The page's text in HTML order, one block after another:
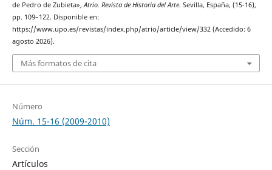
de Pedro de Zubieta»,Atrio. Revista de Historia del Arte. Sevilla, España, (15-16),
pp. 109–122. Disponible en:
https://www.upo.es/revistas/index.php/atrio/article/view/332 (Accedido: 6
agosto 2026).
Más formatos de cita
Número
Núm. 15-16 (2009-2010)
Sección
Artículos